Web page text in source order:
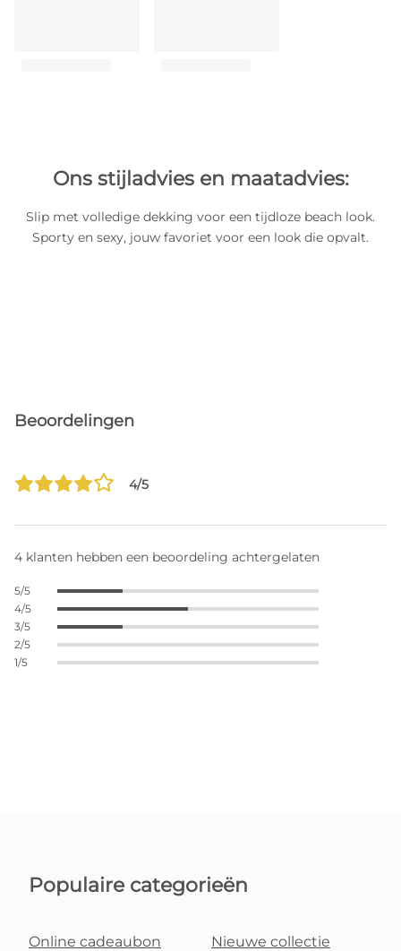
Ons stijladvies en maatadvies:
Slip met volledige dekking voor een tijdloze beach look.
Sporty en sexy, jouw favoriet voor een look die opvalt.
Beoordelingen
4/5
4 klanten hebben een beoordeling achtergelaten
5/5
4/5
3/5
2/5
1/5
Populaire categorieën
Online cadeaubon Nieuwe collectie